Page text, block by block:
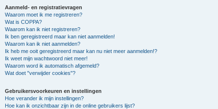
Aanmeld- en registratievragen
Waarom moet ik me registreren?
Wat is COPPA?
Waarom kan ik niet registreren?
Ik ben geregistreerd maar kan niet aanmelden!
Waarom kan ik niet aanmelden?
Ik heb me ooit geregistreerd maar kan nu niet meer aanmelden!?
Ik weet mijn wachtwoord niet meer!
Waarom word ik automatisch afgemeld?
Wat doet "verwijder cookies"?
Gebruikersvoorkeuren en instellingen
Hoe verander ik mijn instellingen?
Hoe kan ik onzichtbaar zijn in de online gebruikers lijst?